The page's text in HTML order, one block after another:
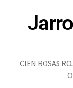
CIEN ROSAS